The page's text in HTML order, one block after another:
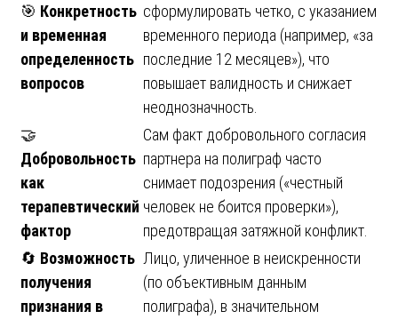
🎯 Конкретность
и временная
определенность
вопросов
сформулировать четко, с указанием
временного периода (например, «за
последние 12 месяцев»), что
повышает валидность и снижает
неоднозначность.
🤝
Добровольность
как
терапевтический
фактор
Сам факт добровольного согласия
партнера на полиграф часто
снимает подозрения («честный
человек не боится проверки»),
предотвращая затяжной конфликт.
🔄 Возможность
получения
признания в
Лицо, уличенное в неискренности
(по объективным данным
полиграфа), в значительном